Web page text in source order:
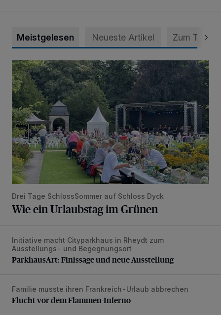
Meistgelesen Neueste Artikel Zum Thema
Wie ein Urlaubstag im Grünen
Drei Tage SchlossSommer auf Schloss Dyck
Wie ein Urlaubstag im Grünen
ParkhausArt: Finissage und neue Ausstellung
Initiative macht Cityparkhaus in Rheydt zum
Ausstellungs- und Begegnungsort
ParkhausArt: Finissage und neue Ausstellung
Flucht vor dem Flammen-Inferno
Familie musste ihren Frankreich-Urlaub abbrechen
Flucht vor dem Flammen-Inferno